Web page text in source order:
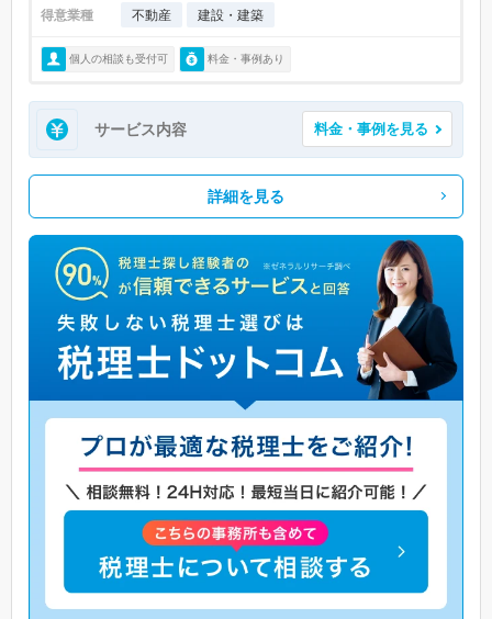
得意業種 不動産 建設・建築
個人の相談も受付可 料金・事例あり
サービス内容 料金・事例を見る
詳細を見る